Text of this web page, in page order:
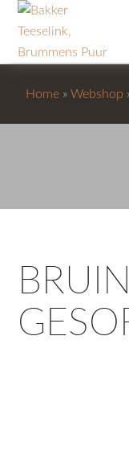
Home » Webshop